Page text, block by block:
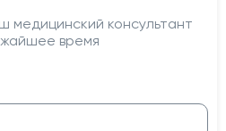
медицинский консультант
время